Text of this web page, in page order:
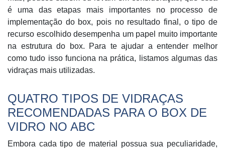
é uma das etapas mais importantes no processo de
implementação do box, pois no resultado final, o tipo de
recurso escolhido desempenha um papel muito importante
na estrutura do box. Para te ajudar a entender melhor
como tudo isso funciona na prática, listamos algumas das
vidraças mais utilizadas.
QUATRO TIPOS DE VIDRAÇAS
RECOMENDADAS PARA O BOX DE
VIDRO NO ABC
Embora cada tipo de material possua sua peculiaridade,